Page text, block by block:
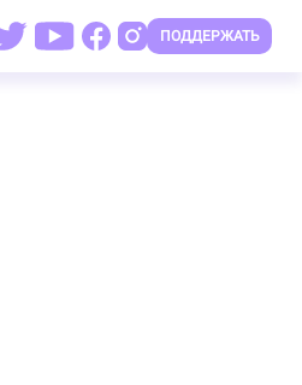
ПОДДЕРЖАТЬ